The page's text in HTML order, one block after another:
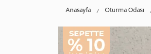
Anasayfa Oturma Odası